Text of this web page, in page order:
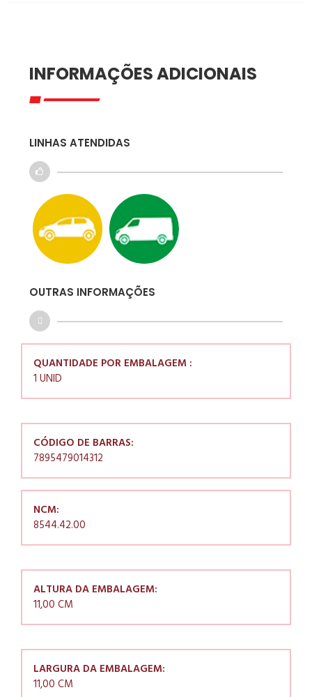
INFORMAÇÕES ADICIONAIS
LINHAS ATENDIDAS
OUTRAS INFORMAÇÕES
QUANTIDADE POR EMBALAGEM :
1 UNID
CÓDIGO DE BARRAS:
7895479014312
NCM:
8544.42.00
ALTURA DA EMBALAGEM:
11,00 CM
LARGURA DA EMBALAGEM:
11,00 CM